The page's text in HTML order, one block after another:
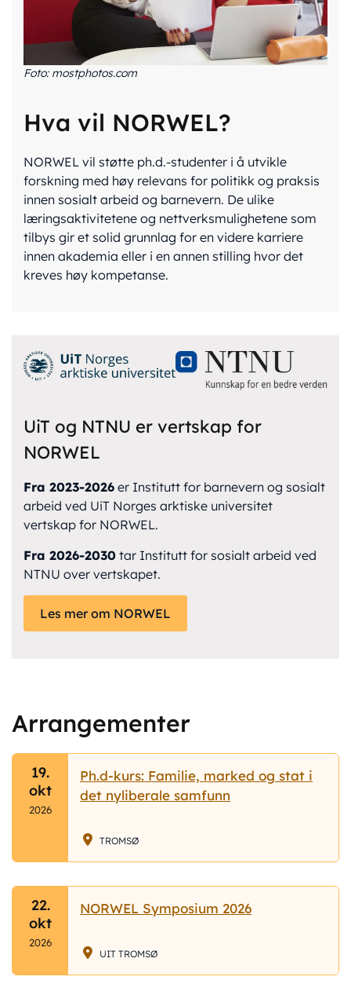
Foto: mostphotos.com
Hva vil NORWEL?
NORWEL vil støtte ph.d.-studenter i å utvikle
forskning med høy relevans for politikk og praksis
innen sosialt arbeid og barnevern. De ulike
læringsaktivitetene og nettverksmulighetene som
tilbys gir et solid grunnlag for en videre karriere
innen akademia eller i en annen stilling hvor det
kreves høy kompetanse.
UiT og NTNU er vertskap for
NORWEL
Fra 2023-2026 er Institutt for barnevern og sosialt
arbeid ved UiT Norges arktiske universitet
vertskap for NORWEL.
Fra 2026-2030 tar Institutt for sosialt arbeid ved
NTNU over vertskapet.
Les mer om NORWEL
Arrangementer
19.
okt
2026
Ph.d-kurs: Familie, marked og stat i
det nyliberale samfunn
TROMSØ
22.
okt
2026
NORWEL Symposium 2026
UIT TROMSØ